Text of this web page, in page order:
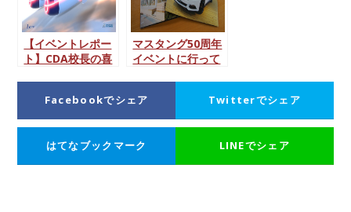
【イベントレポー
ト】CDA校長の喜
査員で参加しまし
た
マスタング50周年
イベントに行って
ーズ
Facebookでシェア Twitterでシェア
はてなブックマーク LINEでシェア